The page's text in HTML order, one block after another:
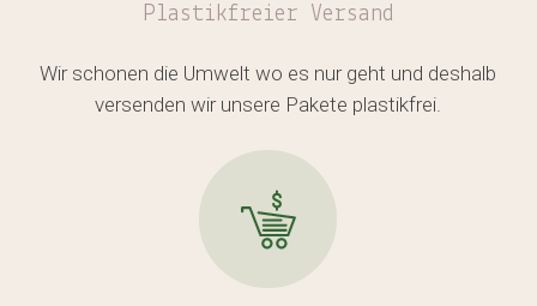
Plastikfreier Versand
Wir schonen die Umwelt wo es nur geht und deshalb
versenden wir unsere Pakete plastikfrei.